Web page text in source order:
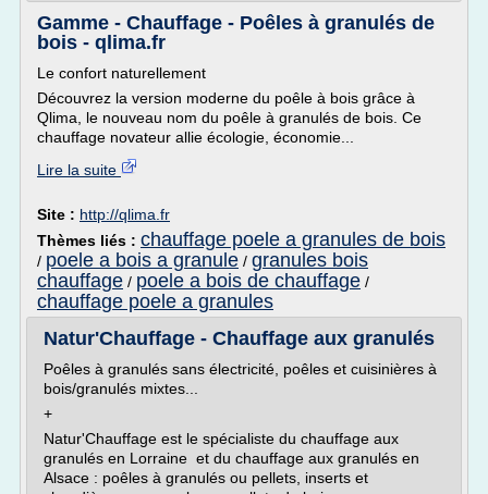
Gamme - Chauffage - Poêles à granulés de
bois - qlima.fr
Le confort naturellement
Découvrez la version moderne du poêle à bois grâce à
Qlima, le nouveau nom du poêle à granulés de bois. Ce
chauffage novateur allie écologie, économie...
Lire la suite
Site : http://qlima.fr
Thèmes liés : chauffage poele a granules de bois
/ poele a bois a granule / granules bois
chauffage / poele a bois de chauffage /
chauffage poele a granules
Natur'Chauffage - Chauffage aux granulés
Poêles à granulés sans électricité, poêles et cuisinières à
bois/granulés mixtes...
+
Natur'Chauffage est le spécialiste du chauffage aux
granulés en Lorraine et du chauffage aux granulés en
Alsace : poêles à granulés ou pellets, inserts et